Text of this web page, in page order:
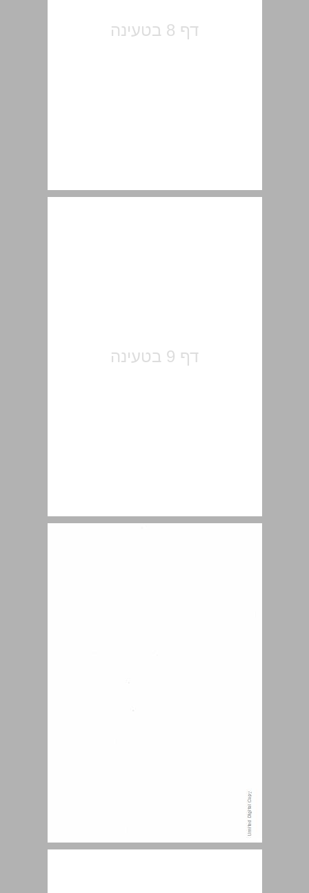
ראשית ישראל וזיקתו לארצו בתפיסת המקרא ... 11
ההשקפה הכוללת על התהוות ישראל בתורה ומרכיביה העיקריים ... 12